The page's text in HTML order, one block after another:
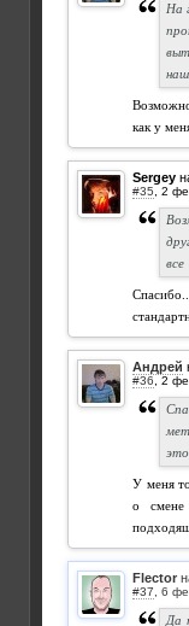
На
как у
Sergey
#35
все
Андрей
#36
У меня
о
Flector
#37
Да